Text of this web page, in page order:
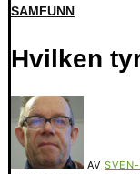
SAMFUNN
Hvilken
AV